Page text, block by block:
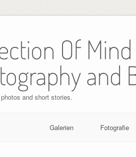
Of
and
and short stories.
Galerien Fotografie